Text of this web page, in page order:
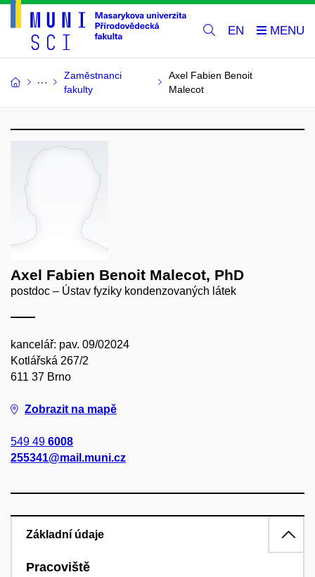
EN
Zaměstnanci
fakulty
Axel Fabien Benoit
Malecot
Axel Fabien Benoit Malecot, PhD
postdoc – Ústav fyziky kondenzovaných látek
kancelář: pav. 09/02024
Kotlářská 267/2
611 37 Brno
Zobrazit na mapě
549 49 6008
255341@mail.muni.cz
Základní údaje
Pracoviště